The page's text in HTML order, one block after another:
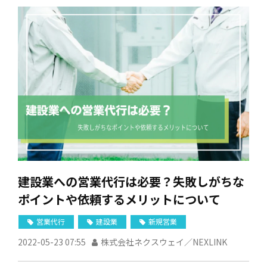
セミナー
建設業への営業代行は必要？失敗しがちな
ポイントや依頼するメリットについて
営業代行 建設業 新規営業
2022-05-23 07:55 株式会社ネクスウェイ／NEXLINK